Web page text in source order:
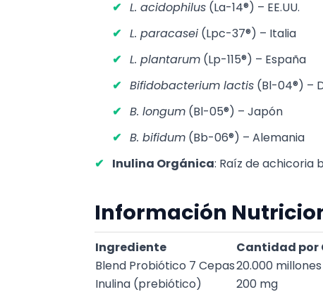
L. acidophilus (La-14®) – EE.UU.
L. paracasei (Lpc-37®) – Italia
L. plantarum (Lp-115®) – España
Bifidobacterium lactis (Bl-04®) –
B. longum (Bl-05®) – Japón
B. bifidum (Bb-06®) – Alemania
Inulina Orgánica: Raíz de achicoria
Información
Ingrediente Cantidad por
Blend Probiótico 7 Cepas20.000 millones
Inulina (prebiótico)
200 mg